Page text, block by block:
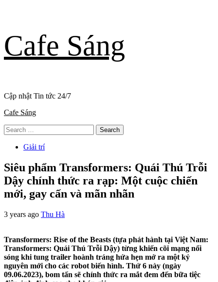
to
content
Cafe Sáng
Cập nhật Tin tức 24/7
Primary
Cafe Sáng
Search
for:
Giải trí
Siêu phẩm Transformers: Quái Thú Trỗi
Dậy chính thức ra rạp: Một cuộc chiến
mới, gay cấn và mãn nhãn
3 years ago Thu Hà
Transformers: Rise of the Beasts (tựa phát hành tại Việt Nam:
Transformers: Quái Thú Trỗi Dậy) từng khiến cõi mạng nổi
sóng khi tung trailer hoành tráng hứa hẹn mở ra một kỷ
nguyên mới cho các robot biến hình. Thứ 6 này (ngày
09.06.2023), bom tấn sẽ chính thức ra mắt đem đến bữa tiệc